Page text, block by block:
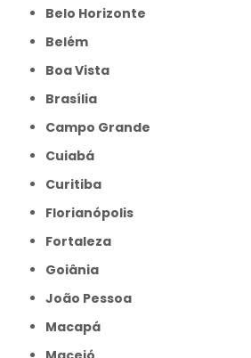
Belo Horizonte
Belém
Boa Vista
Brasília
Campo Grande
Cuiabá
Curitiba
Florianópolis
Fortaleza
Goiânia
João Pessoa
Macapá